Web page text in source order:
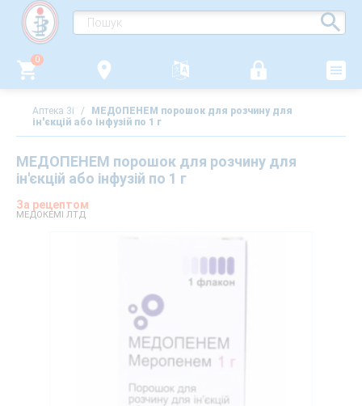
0
Аптека 3i /
МЕДОПЕНЕМ порошок для розчину для
ін'єкцій або інфузій по 1 г
МЕДОПЕНЕМ порошок для розчину для
ін'єкцій або інфузій по 1 г
За рецептом
МЕДОКЕМІ ЛТД